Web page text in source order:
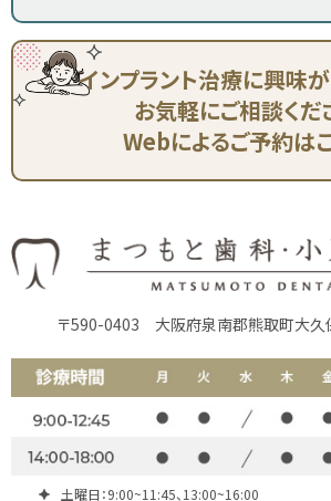
インプラント治療に興味
お気軽にご相談くだ
Webによるご予約は
〒590-0403 大阪府泉南郡熊取町大
土曜日：9:00~11:45、13:00~16:00